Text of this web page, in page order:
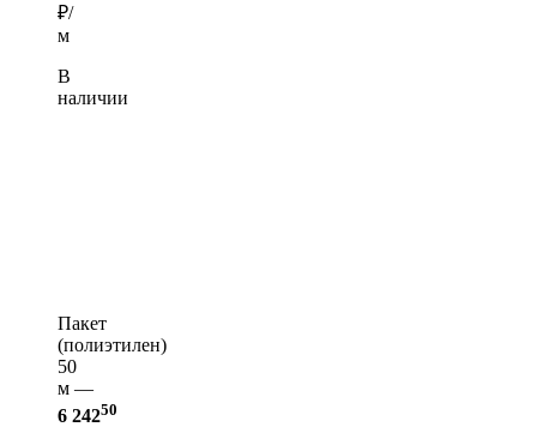
₽/
м
В
наличии
Пакет
(полиэтилен)
50
м —
6 24250